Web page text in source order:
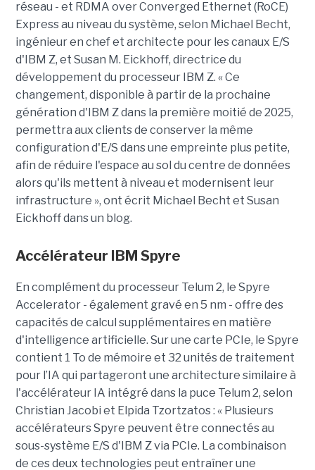
réseau - et RDMA over Converged Ethernet (RoCE)
Express au niveau du système, selon Michael Becht,
ingénieur en chef et architecte pour les canaux E/S
d'IBM Z, et Susan M. Eickhoff, directrice du
développement du processeur IBM Z. « Ce
changement, disponible à partir de la prochaine
génération d'IBM Z dans la première moitié de 2025,
permettra aux clients de conserver la même
configuration d'E/S dans une empreinte plus petite,
afin de réduire l'espace au sol du centre de données
alors qu'ils mettent à niveau et modernisent leur
infrastructure », ont écrit Michael Becht et Susan
Eickhoff dans un blog.
Accélérateur IBM Spyre
En complément du processeur Telum 2, le Spyre
Accelerator - également gravé en 5 nm - offre des
capacités de calcul supplémentaires en matière
d'intelligence artificielle. Sur une carte PCIe, le Spyre
contient 1 To de mémoire et 32 unités de traitement
pour l’IA qui partageront une architecture similaire à
l'accélérateur IA intégré dans la puce Telum 2, selon
Christian Jacobi et Elpida Tzortzatos : « Plusieurs
accélérateurs Spyre peuvent être connectés au
sous-système E/S d'IBM Z via PCIe. La combinaison
de ces deux technologies peut entraîner une